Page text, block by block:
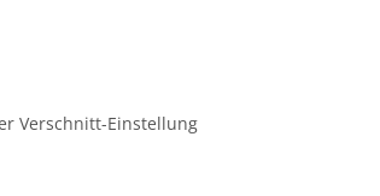
Verschnitt-Einstellung